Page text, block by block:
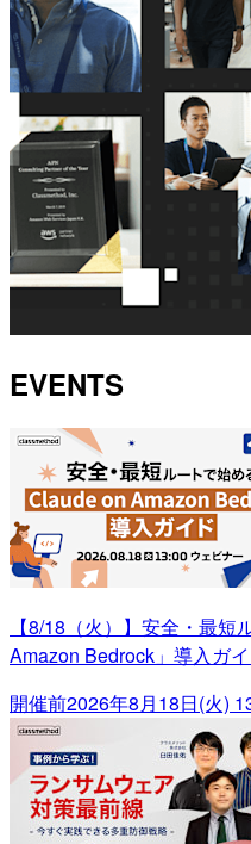
EVENTS
【8/18（火）】安全・最
Amazon Bedrock」導入ガ
開催前2026年8月18日(火)